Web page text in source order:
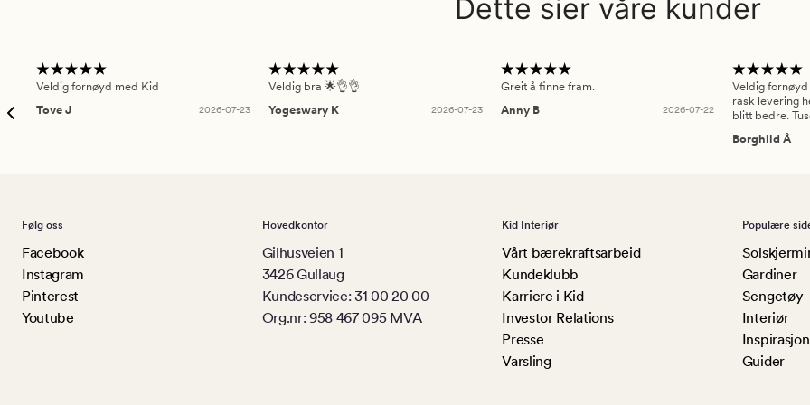
Dette sier våre kunder
Veldig fornøyd med Kid
Tove J
2026-07-23
Veldig bra 🌟👌👌
Yogeswary K
2026-07-23
Greit å finne fram.
Anny B
2026-07-22
Veldig
rask levering
blitt bedre.
Borghild Å
Følg oss
Facebook
Instagram
Pinterest
Youtube
Hovedkontor
Gilhusveien 1
3426 Gullaug
Kundeservice: 31 00 20 00
Org.nr: 958 467 095 MVA
Kid Interiør
Vårt bærekraftsarbeid
Kundeklubb
Karriere i Kid
Investor Relations
Presse
Varsling
Populære
Gardiner
Sengetøy
Interiør
Inspirasjon
Guider